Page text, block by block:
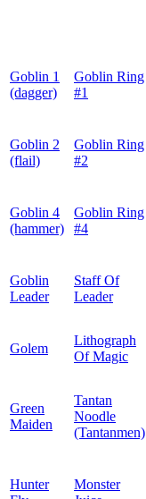
Goblin 1
(dagger)
Goblin Ring
#1
Goblin 2
(flail)
Goblin Ring
#2
Goblin 4
(hammer)
Goblin Ring
#4
Goblin
Leader
Staff Of
Leader
Golem
Lithograph
Of Magic
Green
Maiden
Tantan
Noodle
(Tantanmen)
Hunter
Monster